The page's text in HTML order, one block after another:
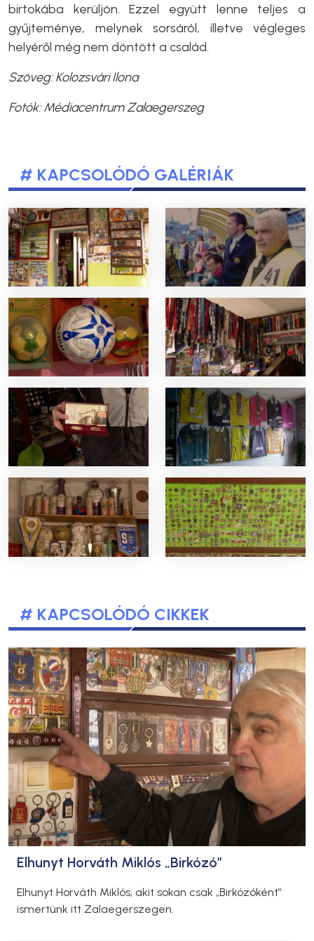
birtokába kerüljön. Ezzel együtt lenne teljes a
gyűjteménye, melynek sorsáról, illetve végleges
helyéről még nem döntött a család.
Szöveg: Kolozsvári Ilona
Fotók: Médiacentrum Zalaegerszeg
# KAPCSOLÓDÓ GALÉRIÁK
# KAPCSOLÓDÓ CIKKEK
Elhunyt Horváth Miklós „Birkózó”
Elhunyt Horváth Miklós, akit sokan csak „Birkózóként”
ismertünk itt Zalaegerszegen.